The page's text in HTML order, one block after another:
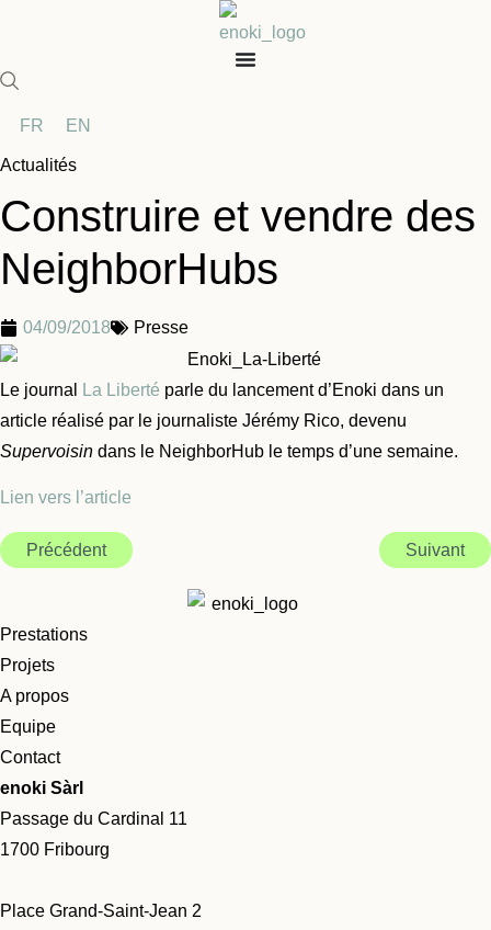
contenu
FR EN
Actualités
Construire et vendre des
NeighborHubs
04/09/2018 Presse
Le journal La Liberté parle du lancement d’Enoki dans un
article réalisé par le journaliste Jérémy Rico, devenu
Supervoisin dans le NeighborHub le temps d’une semaine.
Lien vers l’article
Précédent Suivant
Prestations
Projets
A propos
Equipe
Contact
enoki Sàrl
Passage du Cardinal 11
1700 Fribourg
Place Grand-Saint-Jean 2